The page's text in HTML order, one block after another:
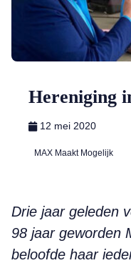
Hereniging
12 mei 2020
MAX Maakt Mogelijk
Drie jaar geleden
98 jaar geworden
beloofde haar